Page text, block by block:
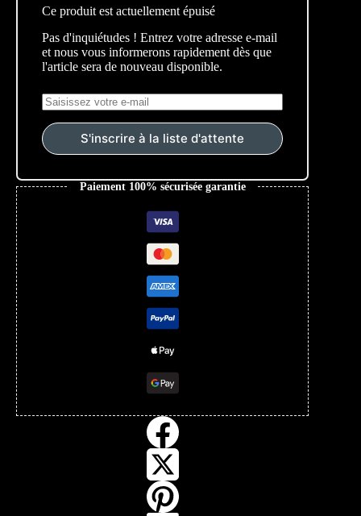
Ce produit est actuellement épuisé
Pas d'inquiétudes ! Entrez votre adresse e-mail
et nous vous informerons rapidement dès que
l'article sera de nouveau disponible.
S'inscrire à la liste d'attente
Paiement 100% sécurisée garantie